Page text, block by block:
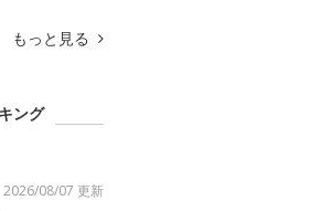
もっと見る
ング
2026/08/07 更新